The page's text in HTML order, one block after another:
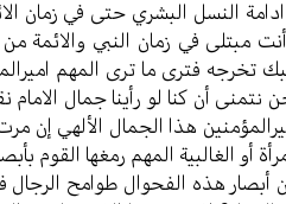
النسل البشري حتی في زمان
مبتلی في زمان النبي والائمة
تخرجه فتری ما تری المهم
أن کنا لو رأينا جمال الامام
هذا الجمال الألهي إن
أو الغالبية المهم رمغها القوم
إن أبصار هذه الفحوال طوامح